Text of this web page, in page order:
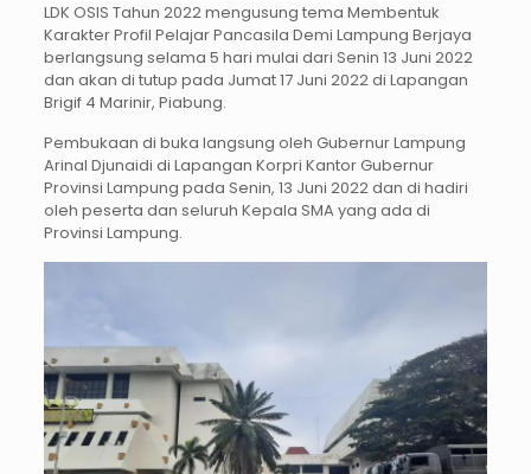
LDK OSIS Tahun 2022 mengusung tema Membentuk
Karakter Profil Pelajar Pancasila Demi Lampung Berjaya
berlangsung selama 5 hari mulai dari Senin 13 Juni 2022
dan akan di tutup pada Jumat 17 Juni 2022 di Lapangan
Brigif 4 Marinir, Piabung.
Pembukaan di buka langsung oleh Gubernur Lampung
Arinal Djunaidi di Lapangan Korpri Kantor Gubernur
Provinsi Lampung pada Senin, 13 Juni 2022 dan di hadiri
oleh peserta dan seluruh Kepala SMA yang ada di
Provinsi Lampung.